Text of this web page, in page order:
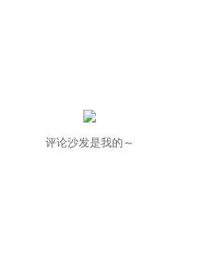
评论沙发是我的～